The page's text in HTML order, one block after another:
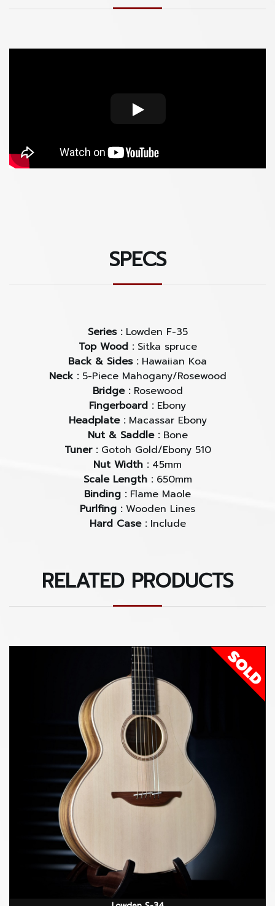
class in the tone. The O is deep, very resonant and
SPECS
Series : Lowden F-35
Top Wood : Sitka spruce
Back & Sides : Hawaiian Koa
Neck : 5-Piece Mahogany/Rosewood
Bridge : Rosewood
Fingerboard : Ebony
Headplate : Macassar Ebony
Nut & Saddle : Bone
Tuner : Gotoh Gold/Ebony 510
Nut Width : 45mm
Scale Length : 650mm
Binding : Flame Maole
Purlfing : Wooden Lines
Hard Case : Include
RELATED PRODUCTS